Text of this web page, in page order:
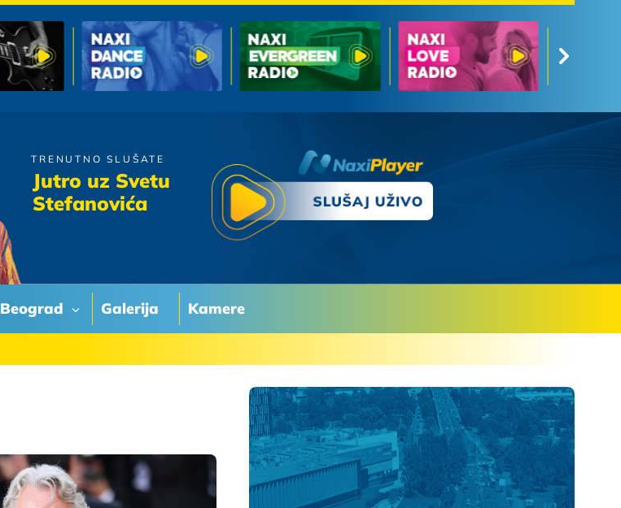
Beograd Galerija Kamere
TRENUTNO SLUŠATE
Jutro uz Svetu
Stefanovića
Vlado Georgiev
Mi Nismo Mi